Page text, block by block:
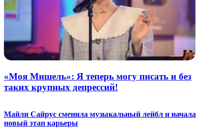
«Моя Мишель»: Я теперь могу писать и без
таких крупных депрессий!
Майли Сайрус сменила музыкальный лейбл и начала
новый этап карьеры